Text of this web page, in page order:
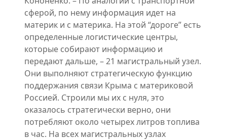
сферой, по нему информация идет на
материк и с материка. На этой “дороге” есть
определенные логистические центры,
которые собирают информацию и
передают дальше, – 21 магистральный узел.
Они выполняют стратегическую функцию
поддержания связи Крыма с материковой
Россией. Строили мы их с нуля, это
оказалось стратегически верно, они
потребляют около четырех литров топлива
в час. На всех магистральных узлах